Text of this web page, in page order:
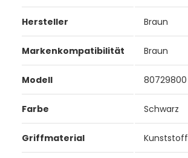
Hersteller Braun
Markenkompatibilität Braun
Modell 80729800
Farbe Schwarz
Griffmaterial Kunststoff